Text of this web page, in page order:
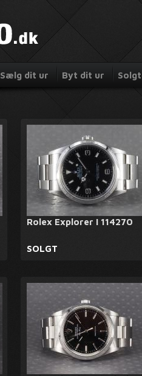
Sælg dit ur Byt dit ur
Rolex Explorer I 114270
SOLGT